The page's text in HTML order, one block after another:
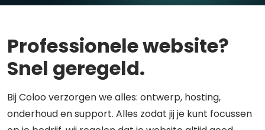
Professionele website?
Snel geregeld.
Bij Coloo verzorgen we alles: ontwerp, hosting,
onderhoud en support. Alles zodat jij je kunt focussen